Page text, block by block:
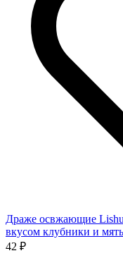
Драже освжающие
вкусом клубники и
42 ₽